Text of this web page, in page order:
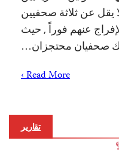
يقل عن ثلاثة صحفيين
عنهم فوراً , حيث
صحفيان محتجزان…
Read More ›
تقارير